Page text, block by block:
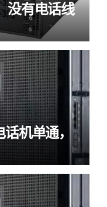
没有电话线
机单通，